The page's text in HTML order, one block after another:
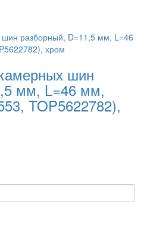
шин
мм, L=46 мм,
TOP5622782),